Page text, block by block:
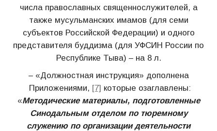
числа православных священнослужителей, а
также мусульманских имамов (для семи
субъектов Российской Федерации) и одного
представителя буддизма (для УФСИН России по
Республике Тыва) – на 8 л.
– «Должностная инструкция» дополнена
Приложениями, [7] которые озаглавлены:
«Методические материалы, подготовленные
Синодальным отделом по тюремному
служению по организации деятельности